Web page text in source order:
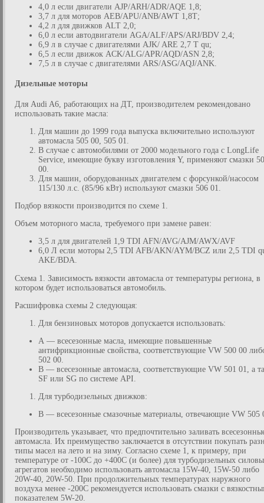
4,0 л если двигатели AJP/ARH/ADR/AQE 1,8;
3,7 л для моторов AEB/APU/ANB/AWT 1,8Т;
4,2 л для движков ALT 2,0;
6,0 л если автодвигатели AGA/ALF/APS/ARJ/BDV 2,4;
6,9 л в случае с двигателями AJK/ ARE 2,7 T qu;
6,5 л если движок ACK/ALG/APR/AQD/ASN 2,8;
7,5 л в случае с двигателями ARS/ASG/AQJ/ANK.
Дизельные моторы
Для Audi A6, работающих на ДТ, производителем рекомендовано
использовать такие масла:
Для машин до 1999 года выпуска включительно используют
автомасла 505 00, 505 01.
В случае с автомобилями от 2000 модельного года с LongLife
Service, имеющие букву изготовления Y, применяют смазки
00.
Для машин, оборудованных двигателем с форсункой/насосом
115/130 л.с. (85/96 кВт) используют смазки 506 01.
Подбор вязкости производится по схеме 1.
Объем моторного масла, требуемого при замене равен:
3,5 л для двигателей 1,9 TDI AFN/AVG/AJM/AWX/AVF
6,0 Л если моторы 2,5 TDI AFB/AKN/AYM/BCZ или 2,5 TDI
AKE/BDA.
Схема 1. Зависимость вязкости автомасла от температуры региона, в
котором будет использоваться автомобиль.
Расшифровка схемы 2 следующая:
Для бензиновых моторов допускается использовать:
А — всесезонные масла, имеющие повышенные
антифрикционные свойства, соответствующие VW 500 00
502 00.
В — всесезонные автомасла, соответствующие VW 501 01, а
SF или SG по системе API.
Для турбодизельных движков:
В — всесезонные смазочные материалы, отвечающие VW 505
Производитель указывает, что предпочтительно заливать
автомасла. Их преимущество заключается в отсутствии покупать
типы масел на лето и на зиму. Согласно схеме 1, к примеру, при
температуре от -100С до +400С (и более) для турбодизельных
агрегатов необходимо использовать автомасла 15W-40, 15W-50 либо
20W-40, 20W-50. При продолжительных температурах наружного
воздуха менее -200С рекомендуется использовать смазки с
показателем 5W-20.